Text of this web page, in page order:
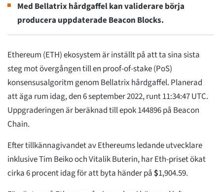
Med Bellatrix hårdgaffel kan validerare börja
producera uppdaterade Beacon Blocks.
Ethereum (ETH) ekosystem är inställt på att ta sina sista
steg mot övergången till en proof-of-stake (PoS)
konsensusalgoritm genom Bellatrix hårdgaffel. Planerad
att äga rum idag, den 6 september 2022, runt 11:34:47 UTC.
Uppgraderingen är beräknad till epok 144896 på Beacon
Chain.
Efter tillkännagivandet av Ethereums ledande utvecklare
inklusive Tim Beiko och Vitalik Buterin, har Eth-priset ökat
cirka 6 procent idag för att byta händer på$1,904.59.